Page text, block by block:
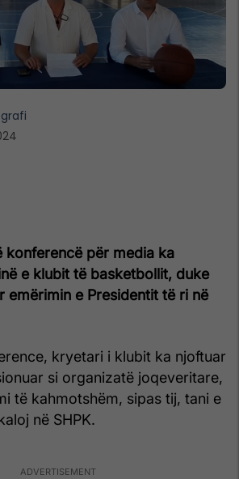
konferencë për media ka
e klubit të basketbollit, duke
emërimin e Presidentit të ri në
kryetari i klubit ka njoftuar
si organizatë joqeveritare,
të kahmotshëm, sipas tij, tani e
në SHPK.